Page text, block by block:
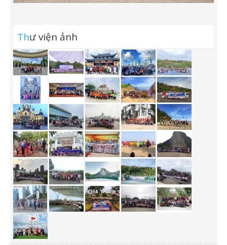
Thư viện ảnh